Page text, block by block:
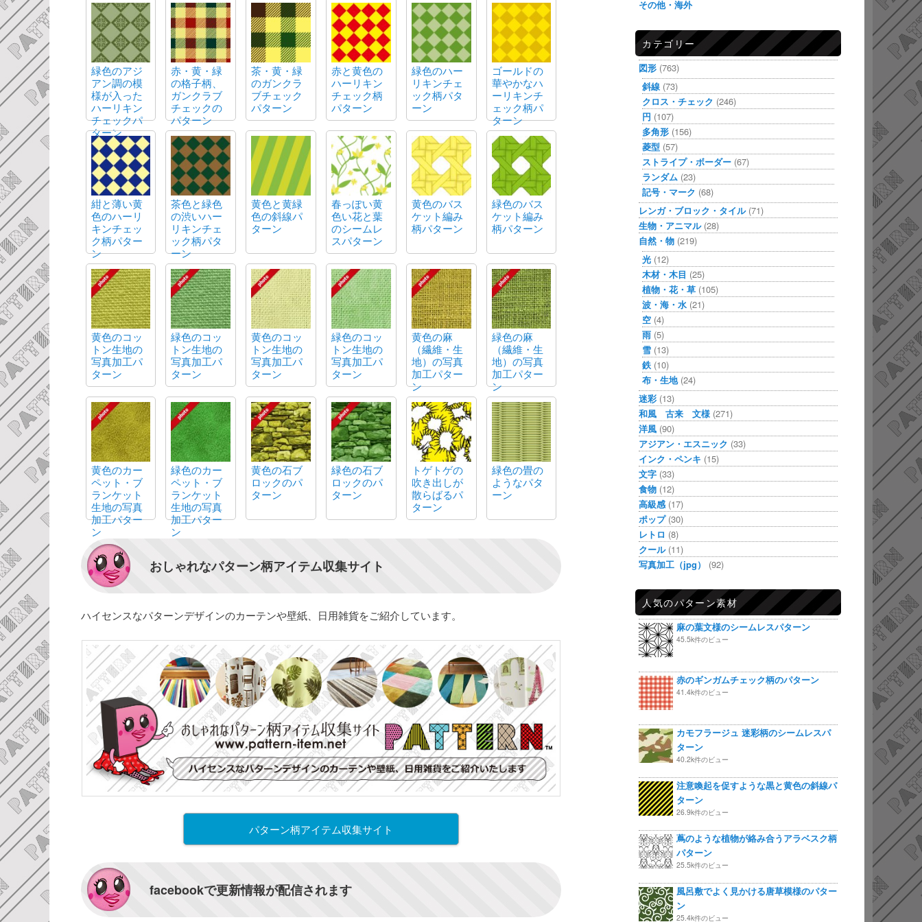
緑色のアジ
アン調の模
様が入った
ハーリキン
チェックパ
ターン
赤・黄・緑
の格子柄、
ガンクラブ
チェックの
パターン
茶・黄・緑
のガンクラ
ブチェック
パターン
赤と黄色の
ハーリキン
チェック柄
パターン
緑色のハー
リキンチェ
ック柄パタ
ーン
ゴールドの
華やかなハ
ーリキンチ
ェック柄パ
ターン
紺と薄い黄
色のハーリ
キンチェッ
ク柄パター
ン
茶色と緑色
の渋いハー
リキンチェ
ック柄パタ
ーン
黄色と黄緑
色の斜線パ
ターン
春っぽい黄
色い花と葉
のシームレ
スパターン
黄色のバス
ケット編み
柄パターン
緑色のバス
ケット編み
柄パターン
黄色のコッ
トン生地の
写真加工パ
ターン
緑色のコッ
トン生地の
写真加工パ
ターン
黄色のコッ
トン生地の
写真加工パ
ターン
緑色のコッ
トン生地の
写真加工パ
ターン
黄色の麻
（繊維・生
地）の写真
加工パター
ン
緑色の麻
（繊維・生
地）の写真
加工パター
ン
黄色のカー
ペット・ブ
ランケット
生地の写真
加工パター
ン
緑色のカー
ペット・ブ
ランケット
生地の写真
加工パター
ン
黄色の石ブ
ロックのパ
ターン
緑色の石ブ
ロックのパ
ターン
トゲトゲの
吹き出しが
散らばるパ
ターン
緑色の畳の
ようなパタ
ーン
おしゃれなパターン柄アイテム収集サイト
ハイセンスなパターンデザインのカーテンや壁紙、日用雑貨をご紹介しています。
パターン柄アイテム収集サイト
facebookで更新情報が配信されます
その他・海外
カテゴリー
図形 (763)
斜線 (73)
クロス・チェック (246)
円 (107)
多角形 (156)
菱型 (57)
ストライプ・ボーダー (67)
ランダム (23)
記号・マーク (68)
レンガ・ブロック・タイル(71)
生物・アニマル(28)
自然・物 (219)
光 (12)
木材・木目 (25)
植物・花・草 (105)
波・海・水 (21)
空 (4)
雨 (5)
雪 (13)
鉄 (10)
布・生地(24)
迷彩 (13)
和風 古来 文様 (271)
洋風 (90)
アジアン・エスニック (33)
インク・ペンキ (15)
文字 (33)
食物 (12)
高級感 (17)
ポップ(30)
レトロ (8)
クール(11)
写真加工（jpg）
(92)
人気のパターン素材
麻の葉文様のシームレスパターン
45.5k件のビュー
赤のギンガムチェック柄のパターン
41.4k件のビュー
カモフラージュ 迷彩柄のシームレスパ
ターン
40.2k件のビュー
注意喚起を促すような黒と黄色の斜線パ
ターン
26.9k件のビュー
蔦のような植物が絡み合うアラベスク柄
パターン
25.5k件のビュー
風呂敷でよく見かける唐草模様のパター
ン
25.4k件のビュー